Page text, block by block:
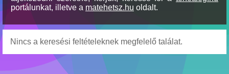
portálunkat, illetve a matehetsz.hu oldalt.
Nincs a keresési feltételeknek megfelelő találat.